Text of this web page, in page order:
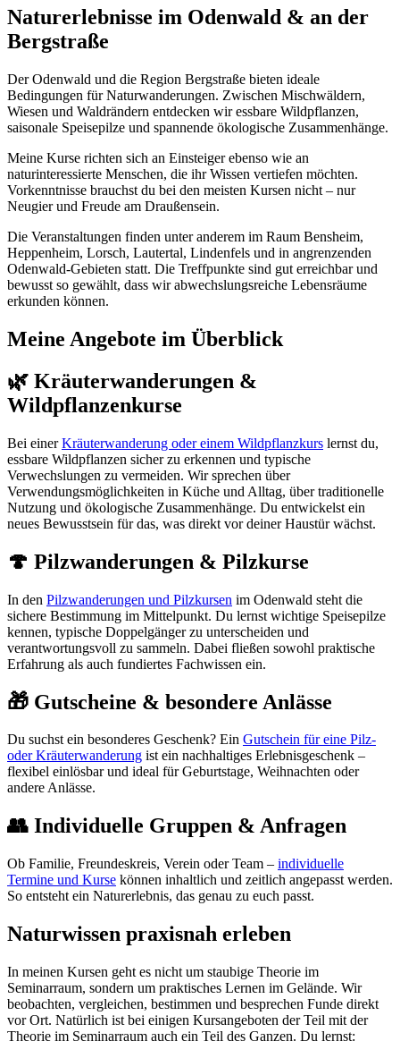
Naturerlebnisse im Odenwald & an der
Bergstraße
Der Odenwald und die Region Bergstraße bieten ideale
Bedingungen für Naturwanderungen. Zwischen Mischwäldern,
Wiesen und Waldrändern entdecken wir essbare Wildpflanzen,
saisonale Speisepilze und spannende ökologische Zusammenhänge.
Meine Kurse richten sich an Einsteiger ebenso wie an
naturinteressierte Menschen, die ihr Wissen vertiefen möchten.
Vorkenntnisse brauchst du bei den meisten Kursen nicht – nur
Neugier und Freude am Draußensein.
Die Veranstaltungen finden unter anderem im Raum Bensheim,
Heppenheim, Lorsch, Lautertal, Lindenfels und in angrenzenden
Odenwald-Gebieten statt. Die Treffpunkte sind gut erreichbar und
bewusst so gewählt, dass wir abwechslungsreiche Lebensräume
erkunden können.
Meine Angebote im Überblick
🌿 Kräuterwanderungen &
Wildpflanzenkurse
Bei einerKräuterwanderung oder einem Wildpflanzkurs lernst du,
essbare Wildpflanzen sicher zu erkennen und typische
Verwechslungen zu vermeiden. Wir sprechen über
Verwendungsmöglichkeiten in Küche und Alltag, über traditionelle
Nutzung und ökologische Zusammenhänge. Du entwickelst ein
neues Bewusstsein für das, was direkt vor deiner Haustür wächst.
🍄 Pilzwanderungen & Pilzkurse
In den Pilzwanderungen und Pilzkursen im Odenwald steht die
sichere Bestimmung im Mittelpunkt. Du lernst wichtige Speisepilze
kennen, typische Doppelgänger zu unterscheiden und
verantwortungsvoll zu sammeln. Dabei fließen sowohl praktische
Erfahrung als auch fundiertes Fachwissen ein.
🎁 Gutscheine & besondere Anlässe
Du suchst ein besonderes Geschenk? Ein Gutschein für eine Pilz-
oder Kräuterwanderung ist ein nachhaltiges Erlebnisgeschenk –
flexibel einlösbar und ideal für Geburtstage, Weihnachten oder
andere Anlässe.
👥 Individuelle Gruppen & Anfragen
Ob Familie, Freundeskreis, Verein oder Team – individuelle
Termine und Kurse können inhaltlich und zeitlich angepasst werden.
So entsteht ein Naturerlebnis, das genau zu euch passt.
Naturwissen praxisnah erleben
In meinen Kursen geht es nicht um staubige Theorie im
Seminarraum, sondern um praktisches Lernen im Gelände. Wir
beobachten, vergleichen, bestimmen und besprechen Funde direkt
vor Ort. Natürlich ist bei einigen Kursangeboten der Teil mit der
Theorie im Seminarraum auch ein Teil des Ganzen. Du lernst: